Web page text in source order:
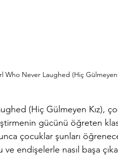
Who Never Laughed (Hiç
(Hiç Gülmeyen Kız),
gücünü öğreten
çocuklar şunları
ve endişelerle nasıl başa